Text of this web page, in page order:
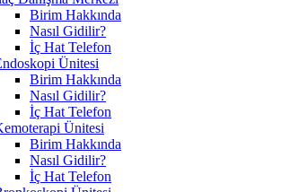
Birim Hakkında
Nasıl Gidilir?
İç Hat Telefon
Ünitesi
Birim Hakkında
Nasıl Gidilir?
İç Hat Telefon
Ünitesi
Birim Hakkında
Nasıl Gidilir?
İç Hat Telefon